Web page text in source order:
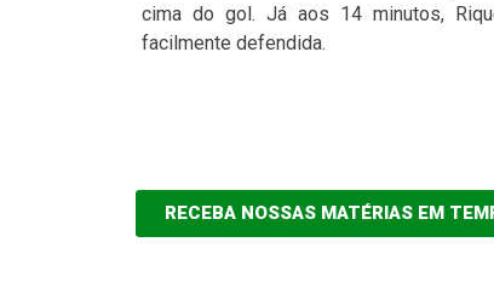
cima do gol. Já aos 14 minutos,
facilmente defendida.
RECEBA NOSSAS MATÉRIAS EM